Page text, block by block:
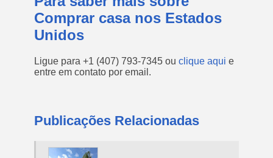
Comprar casa nos Estados
Unidos
Ligue para +1 (407) 793-7345 ou clique aqui e
entre em contato por email.
Publicações Relacionadas